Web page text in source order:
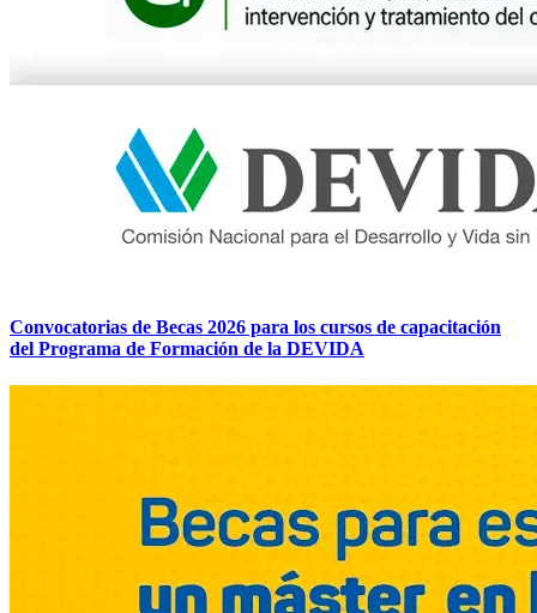
Convocatorias de Becas 2026 para los cursos de capacitación
del Programa de Formación de la DEVIDA